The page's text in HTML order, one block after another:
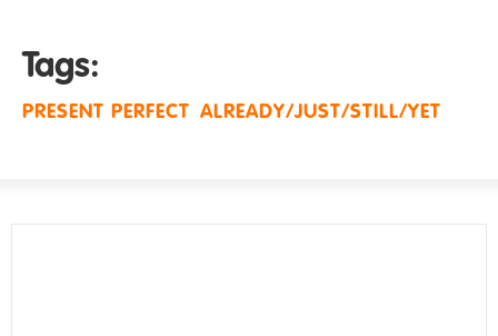
Tags:
PRESENT PERFECT ALREADY/JUST/STILL/YET